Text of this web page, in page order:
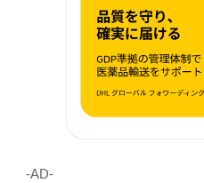
‐AD‐